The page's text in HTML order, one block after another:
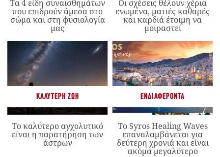
Τα 4 είδη συναισθημάτων
που επιδρούν άμεσα στο
σώμα και στη φυσιολογία
μας
Οι σχέσεις θέλουν χέρια
ενωμένα, ματιές καθαρές
και καρδιά έτοιμη να
μοιραστεί
ΚΑΛΎΤΕΡΗ ΖΩΉ
Το καλύτερο αγχολυτικό
είναι η παρατήρηση των
άστρων
ΕΝΔΙΑΦΈΡΟΝΤΑ
Το Syros Healing Waves
επαναλαμβάνεται για
δεύτερη χρονιά και είναι
ακόμα μεγαλύτερο